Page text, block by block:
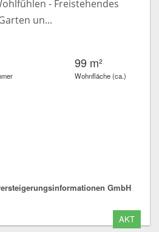
- Freistehendes
un...
99 m²
Wohnfläche (ca.)
GmbH
AKT